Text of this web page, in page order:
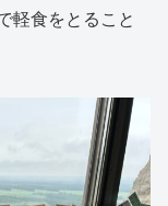
軽食をとること